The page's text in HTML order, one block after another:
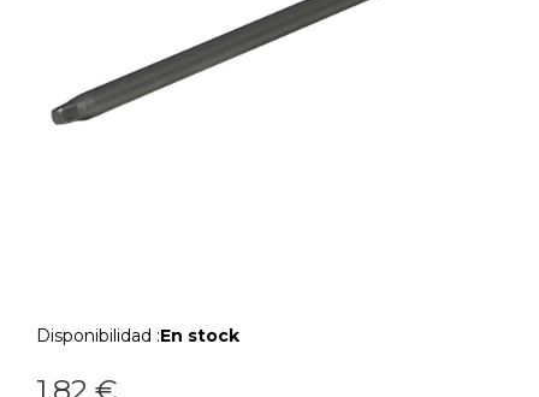
Disponibilidad :En stock